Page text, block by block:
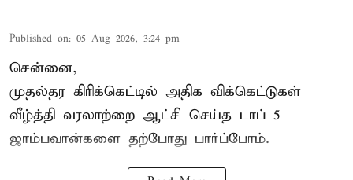
Published on: 05 Aug 2026, 3:24 pm
சென்னை,
முதல்தர கிரிக்கெட்டில் அதிக விக்கெட்டுகள்
வீழ்த்தி வரலாற்றை ஆட்சி செய்த டாப் 5
ஜாம்பவான்களை தற்போது பார்ப்போம்.